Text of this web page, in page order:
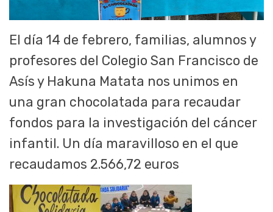
El día 14 de febrero, familias, alumnos y
profesores del Colegio San Francisco de
Asís y Hakuna Matata nos unimos en
una gran chocolatada para recaudar
fondos para la investigación del cáncer
infantil. Un día maravilloso en el que
recaudamos 2.566,72 euros